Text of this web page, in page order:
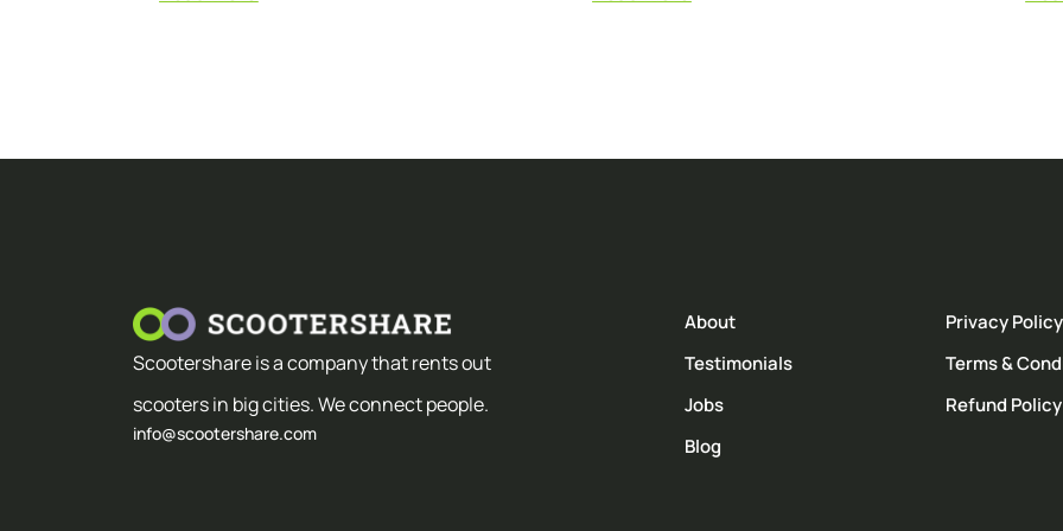
Scootershare is a company that rents out
scooters in big cities. We connect people.
info@scootershare.com
About
Testimonials
Jobs
Blog
Privacy Policy
Terms &
Refund Policy